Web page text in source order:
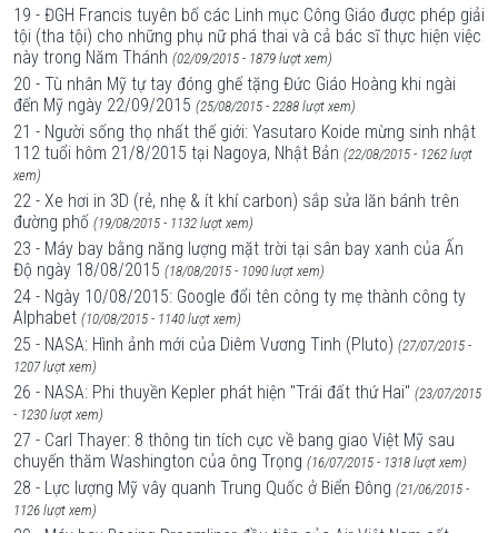
19 - ĐGH Francis tuyên bố các Linh mục Công Giáo được phép giải
tội (tha tội) cho những phụ nữ phá thai và cả bác sĩ thực hiện việc
này trong Năm Thánh (02/09/2015 - 1879 lượt xem)
20 - Tù nhân Mỹ tự tay đóng ghế tặng Đức Giáo Hoàng khi ngài
đến Mỹ ngày 22/09/2015 (25/08/2015 - 2288 lượt xem)
21 - Người sống thọ nhất thế giới: Yasutaro Koide mừng sinh nhật
112 tuổi hôm 21/8/2015 tại Nagoya, Nhật Bản (22/08/2015 - 1262 lượt
xem)
22 - Xe hơi in 3D (rẻ, nhẹ & ít khí carbon) sắp sửa lăn bánh trên
đường phố (19/08/2015 - 1132 lượt xem)
23 - Máy bay bằng năng lượng mặt trời tại sân bay xanh của Ấn
Độ ngày 18/08/2015 (18/08/2015 - 1090 lượt xem)
24 - Ngày 10/08/2015: Google đổi tên công ty mẹ thành công ty
Alphabet (10/08/2015 - 1140 lượt xem)
25 - NASA: Hình ảnh mới của Diêm Vương Tinh (Pluto) (27/07/2015 -
1207 lượt xem)
26 - NASA: Phi thuyền Kepler phát hiện "Trái đất thứ Hai" (23/07/2015
- 1230 lượt xem)
27 - Carl Thayer: 8 thông tin tích cực về bang giao Việt Mỹ sau
chuyến thăm Washington của ông Trọng (16/07/2015 - 1318 lượt xem)
28 - Lực lượng Mỹ vây quanh Trung Quốc ở Biển Đông (21/06/2015 -
1126 lượt xem)